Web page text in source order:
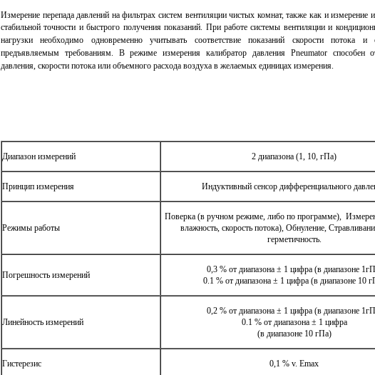
Измерение перепада давлений на фильтрах систем вентиляции чистых комнат, также как и измерение
стабильной точности и быстрого получения показаний. При работе системы вентиляции и
нагрузки необходимо одновременно учитывать соответствие показаний скорости потока и
предъявляемым требованиям. В режиме измерения калибратор давления Pneumator способен
давления, скорости потока или объемного расхода воздуха в желаемых единицах измерения.
Диапазон измерений 2 диапазона (1, 10, гПа)
Принцип измерения Индуктивный сенсор дифференциального
Режимы работы
Поверка (в ручном режиме, либо по программе),
влажность, скорость потока), Обнуление,
герметичность.
Погрешность измерений
0,3 % от диапазона ± 1 цифра (в диапазоне
0.1 % от диапазона ± 1 цифра (в диапазоне 10
Линейность измерений
0,2 % от диапазона ± 1 цифра (в диапазоне
0.1 % от диапазона ± 1 цифра
(в диапазоне 10 гПа)
Гистерезис 0,1 % v. Emax